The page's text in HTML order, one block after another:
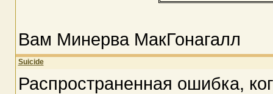
Вам Минерва МакГонагалл
Suicide
Распространенная ошибка,